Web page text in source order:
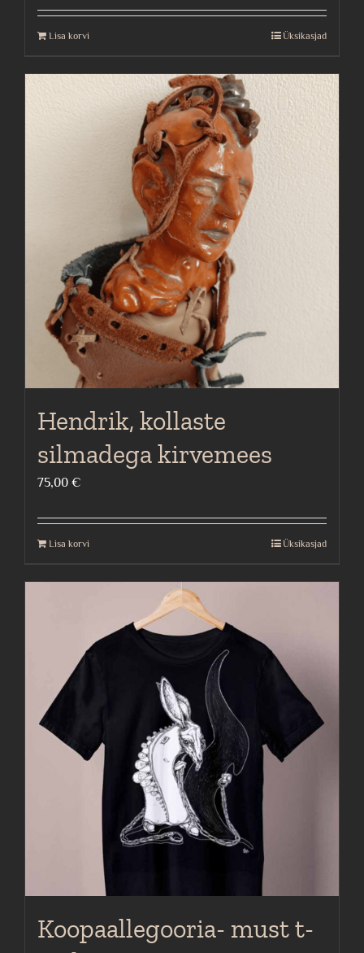
Lisa korvi Üksikasjad
Hendrik, kollaste
silmadega kirvemees
75,00 €
Lisa korvi Üksikasjad
Koopaallegooria- must t-